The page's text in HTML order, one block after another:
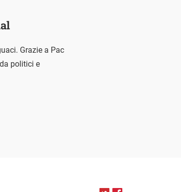
Grazie a Pac
politici e